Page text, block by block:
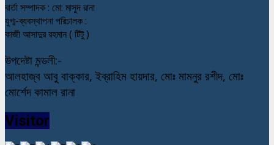
বার্তা সম্পাদক : মো: মাসুদ রানা
যুগ্ম-ব্যবস্থাপনা পরিচালক :
কাজী আসাদুর রহমান ( টিটু )
উপদেষ্টা মন্ডলী:-
আলহাজ্ব আবু বাক্কার, ইব্রাহিম হায়দার, মোঃ মামনুর রশীদ, মোঃ
মোর্শেদ কামাল রানা
Visitor